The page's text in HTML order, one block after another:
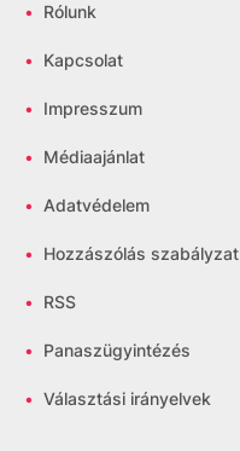
• Rólunk
• Kapcsolat
• Impresszum
• Médiaajánlat
• Adatvédelem
• Hozzászólás szabályzat
• RSS
• Panaszügyintézés
• Választási irányelvek